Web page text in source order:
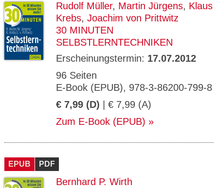
Rudolf Müller, Martin Jürgens, Klaus
Krebs, Joachim von Prittwitz
30 MINUTEN
SELBSTLERNTECHNIKEN
Erscheinungstermin: 17.07.2012
96 Seiten
E-Book (EPUB), 978-3-86200-799-8
€ 7,99 (D) | € 7,99 (A)
Zum E-Book (EPUB)
EPUB PDF
Bernhard P. Wirth